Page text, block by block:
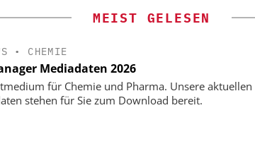
MEIST GELESEN
• CHEMIE
Mediadaten 2026
für Chemie und Pharma. Unsere aktuellen
stehen für Sie zum Download bereit.